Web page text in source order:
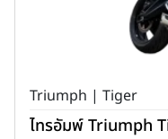
Triumph | Tiger
ไทรอัมพ์ Triumph